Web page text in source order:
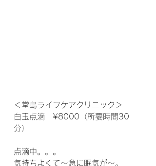
＜堂島ライフケアクリニック＞
白玉点滴　¥8000（所要時間30
分）
点滴中。。。
気持ちよくて〜急に眠気が〜。